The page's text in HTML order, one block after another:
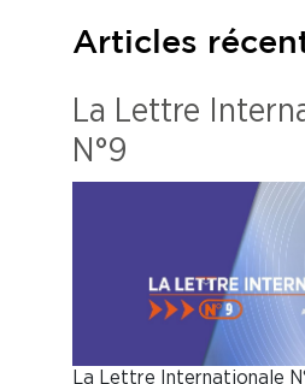
Articles
La Lettre
N°9
La Lettre Internationale